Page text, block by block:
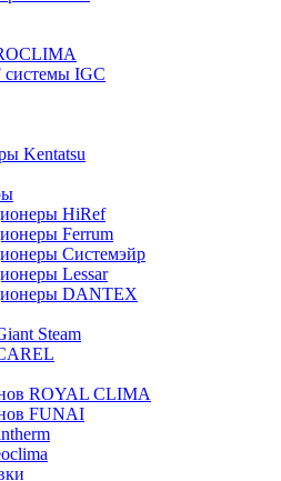
системы IGC
Kentatsu
HiRef
Ferrum
Системэйр
Lessar
DANTEX
Steam
ROYAL CLIMA
FUNAI